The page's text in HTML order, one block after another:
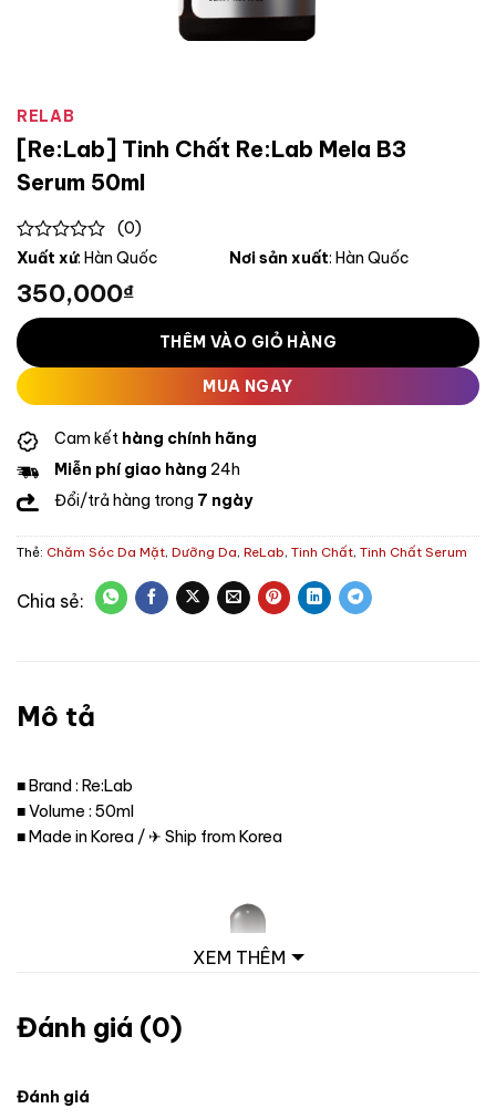
RELAB
[Re:Lab] Tinh Chất Re:Lab Mela B3
Serum 50ml
0
of
5
(0)
Xuất xứ: Hàn Quốc Nơi sản xuất: Hàn Quốc
350,000₫
THÊM VÀO GIỎ HÀNG
MUA NGAY
Cam kết hàng chính hãng
Miễn phí giao hàng 24h
Đổi/trả hàng trong 7 ngày
Thẻ: Chăm Sóc Da Mặt, Dưỡng Da, ReLab, Tinh Chất, Tinh Chất Serum
Mô tả
■ Brand : Re:Lab
■ Volume : 50ml
■ Made in Korea / ✈ Ship from Korea
XEM THÊM
Đánh giá (0)
Đánh giá